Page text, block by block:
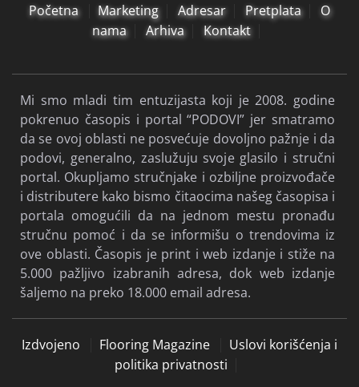
Početna Marketing Adresar Pretplata
O
nama
Arhiva Kontakt
Mi smo mladi tim entuzijasta koji je 2008. godine
pokrenuo časopis i portal “PODOVI” jer smatramo
da se ovoj oblasti ne posvećuje dovoljno pažnje i da
podovi, generalno, zaslužuju svoje glasilo i stručni
portal. Okupljamo stručnjake i ozbiljne proizvođače
i distributere kako bismo čitaocima našeg časopisa i
portala omogućili da na jednom mestu pronađu
stručnu pomoć i da se informišu o trendovima iz
ove oblasti. Časopis je print i web izdanje i stiže na
5.000 pažljivo izabranih adresa, dok web izdanje
šaljemo na preko 18.000 email adresa.
Izdvojeno Flooring Magazine
Uslovi korišćenja i
politika privatnosti